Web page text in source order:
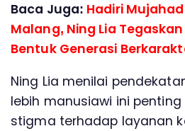
Baca Juga: Hadiri
Malang, Ning Lia
Bentuk Generasi
Ning Lia menilai
lebih manusiawi ini
stigma terhadap layanan